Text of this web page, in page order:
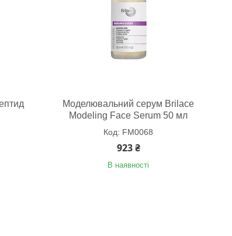
Моделювальний серум Brilace
Modeling Face Serum 50 мл
FM0068
923 ₴
В наявності